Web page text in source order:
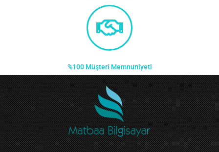
%100 Müşteri Memnuniyeti